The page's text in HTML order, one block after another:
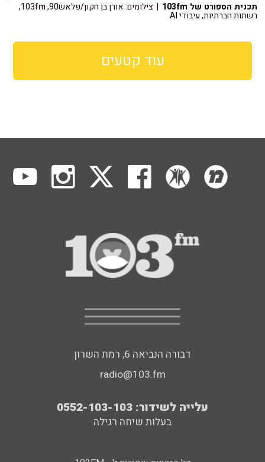
תכנית הספורט של 103fm | צילומים: אורן בן חקון/פלאש90, 103fm,
רשתות חברתיות, עיבודי AI
עוד קטעים
דבורה הנביאה 6, רמת השרון
radio@103.fm
עלייה לשידור: 0552-103-103
בעלות שיחה רגילה